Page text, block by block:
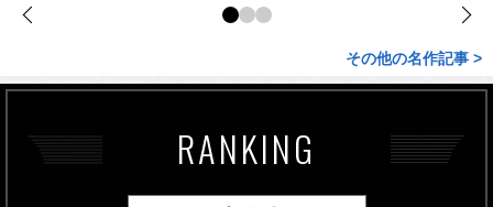
その他の名作記事 >
RANKING